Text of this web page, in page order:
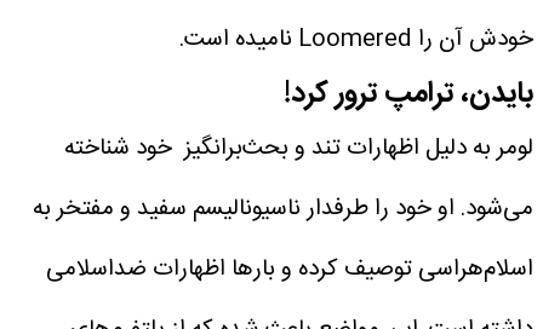
خودش آن را Loomered نامیده است.
بایدن، ‌ترامپ ترور کرد!
لومر به دلیل اظهارات تند و بحث‌برانگیز خود شناخته
می‌شود. او خود را طرفدار ناسیونالیسم سفید و مفتخر به
اسلام‌هراسی توصیف کرده و بارها اظهارات ضداسلامی